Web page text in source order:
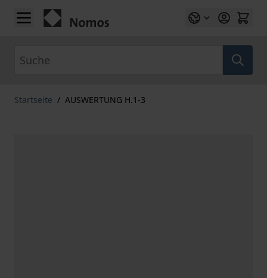
Zum Inhalt springen
Startseite / AUSWERTUNG H.1-3